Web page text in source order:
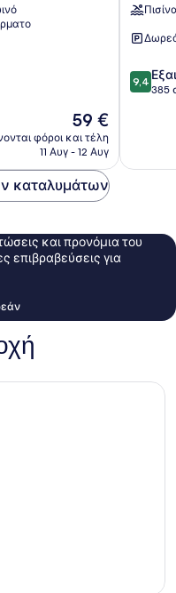
Η
τιμή
είναι
59 €
φόροι και τέλη
11 Αυγ - 12 Αυγ
Sol
9.4
στα
9,4
385
καταλυμάτων
και προνόμια του
επιβραβεύσεις για